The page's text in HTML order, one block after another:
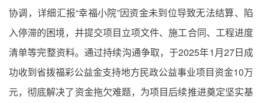
协调，详细汇报“幸福小院”因资金未到位导致无法结算、陷
入停滞的困境，并提交项目立项文件、施工合同、工程进度
清单等完整资料。通过持续沟通争取，于2025年1月27日成
功收到省拨福彩公益金支持地方民政公益事业项目资金10万
元，彻底解决了资金拖欠难题，为项目后续推进奠定坚实基